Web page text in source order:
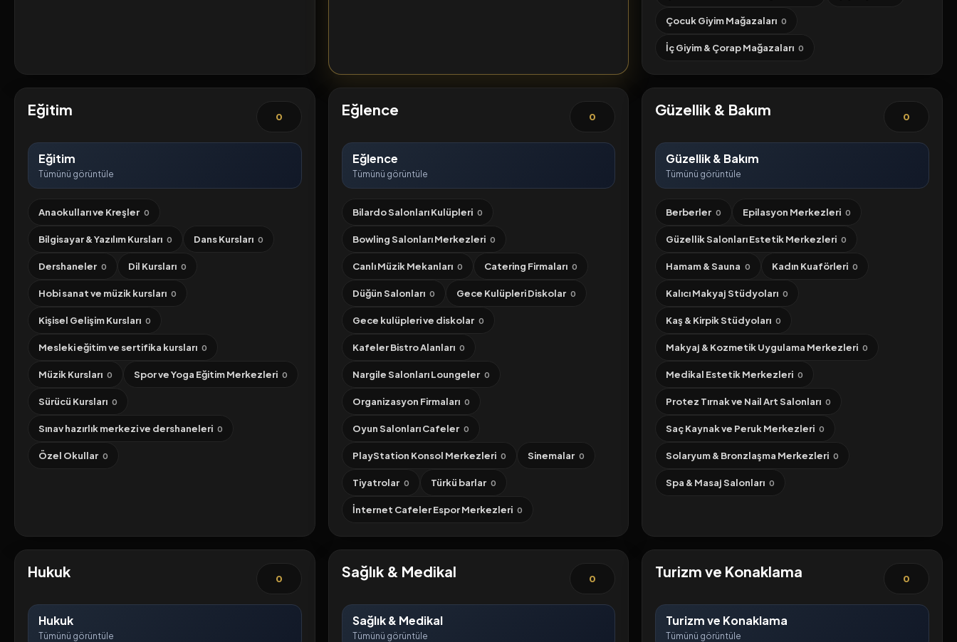
Çocuk Giyim Mağazaları 0
İç Giyim & Çorap Mağazaları 0
Eğitim 0
Eğitim
Tümünü görüntüle
Anaokulları ve Kreşler 0
Bilgisayar & Yazılım Kursları 0 Dans Kursları 0
Dershaneler 0 Dil Kursları 0
Hobi sanat ve müzik kursları 0
Kişisel Gelişim Kursları 0
Mesleki eğitim ve sertifika kursları 0
Müzik Kursları 0 Spor ve Yoga Eğitim Merkezleri 0
Sürücü Kursları 0
Sınav hazırlık merkezi ve dershaneleri 0
Özel Okullar 0
Eğlence 0
Eğlence
Tümünü görüntüle
Bilardo Salonları Kulüpleri 0
Bowling Salonları Merkezleri 0
Canlı Müzik Mekanları 0 Catering Firmaları 0
Düğün Salonları 0 Gece Kulüpleri Diskolar 0
Gece kulüpleri ve diskolar 0
Kafeler Bistro Alanları 0
Nargile Salonları Loungeler 0
Organizasyon Firmaları 0
Oyun Salonları Cafeler 0
PlayStation Konsol Merkezleri 0 Sinemalar 0
Tiyatrolar 0 Türkü barlar 0
İnternet Cafeler Espor Merkezleri 0
Güzellik & Bakım 0
Güzellik & Bakım
Tümünü görüntüle
Berberler 0 Epilasyon Merkezleri 0
Güzellik Salonları Estetik Merkezleri 0
Hamam & Sauna 0 Kadın Kuaförleri 0
Kalıcı Makyaj Stüdyoları 0
Kaş & Kirpik Stüdyoları 0
Makyaj & Kozmetik Uygulama Merkezleri 0
Medikal Estetik Merkezleri 0
Protez Tırnak ve Nail Art Salonları 0
Saç Kaynak ve Peruk Merkezleri 0
Solaryum & Bronzlaşma Merkezleri 0
Spa & Masaj Salonları 0
Hukuk 0
Hukuk
Tümünü görüntüle
Sağlık & Medikal 0
Sağlık & Medikal
Tümünü görüntüle
Turizm ve Konaklama 0
Turizm ve Konaklama
Tümünü görüntüle